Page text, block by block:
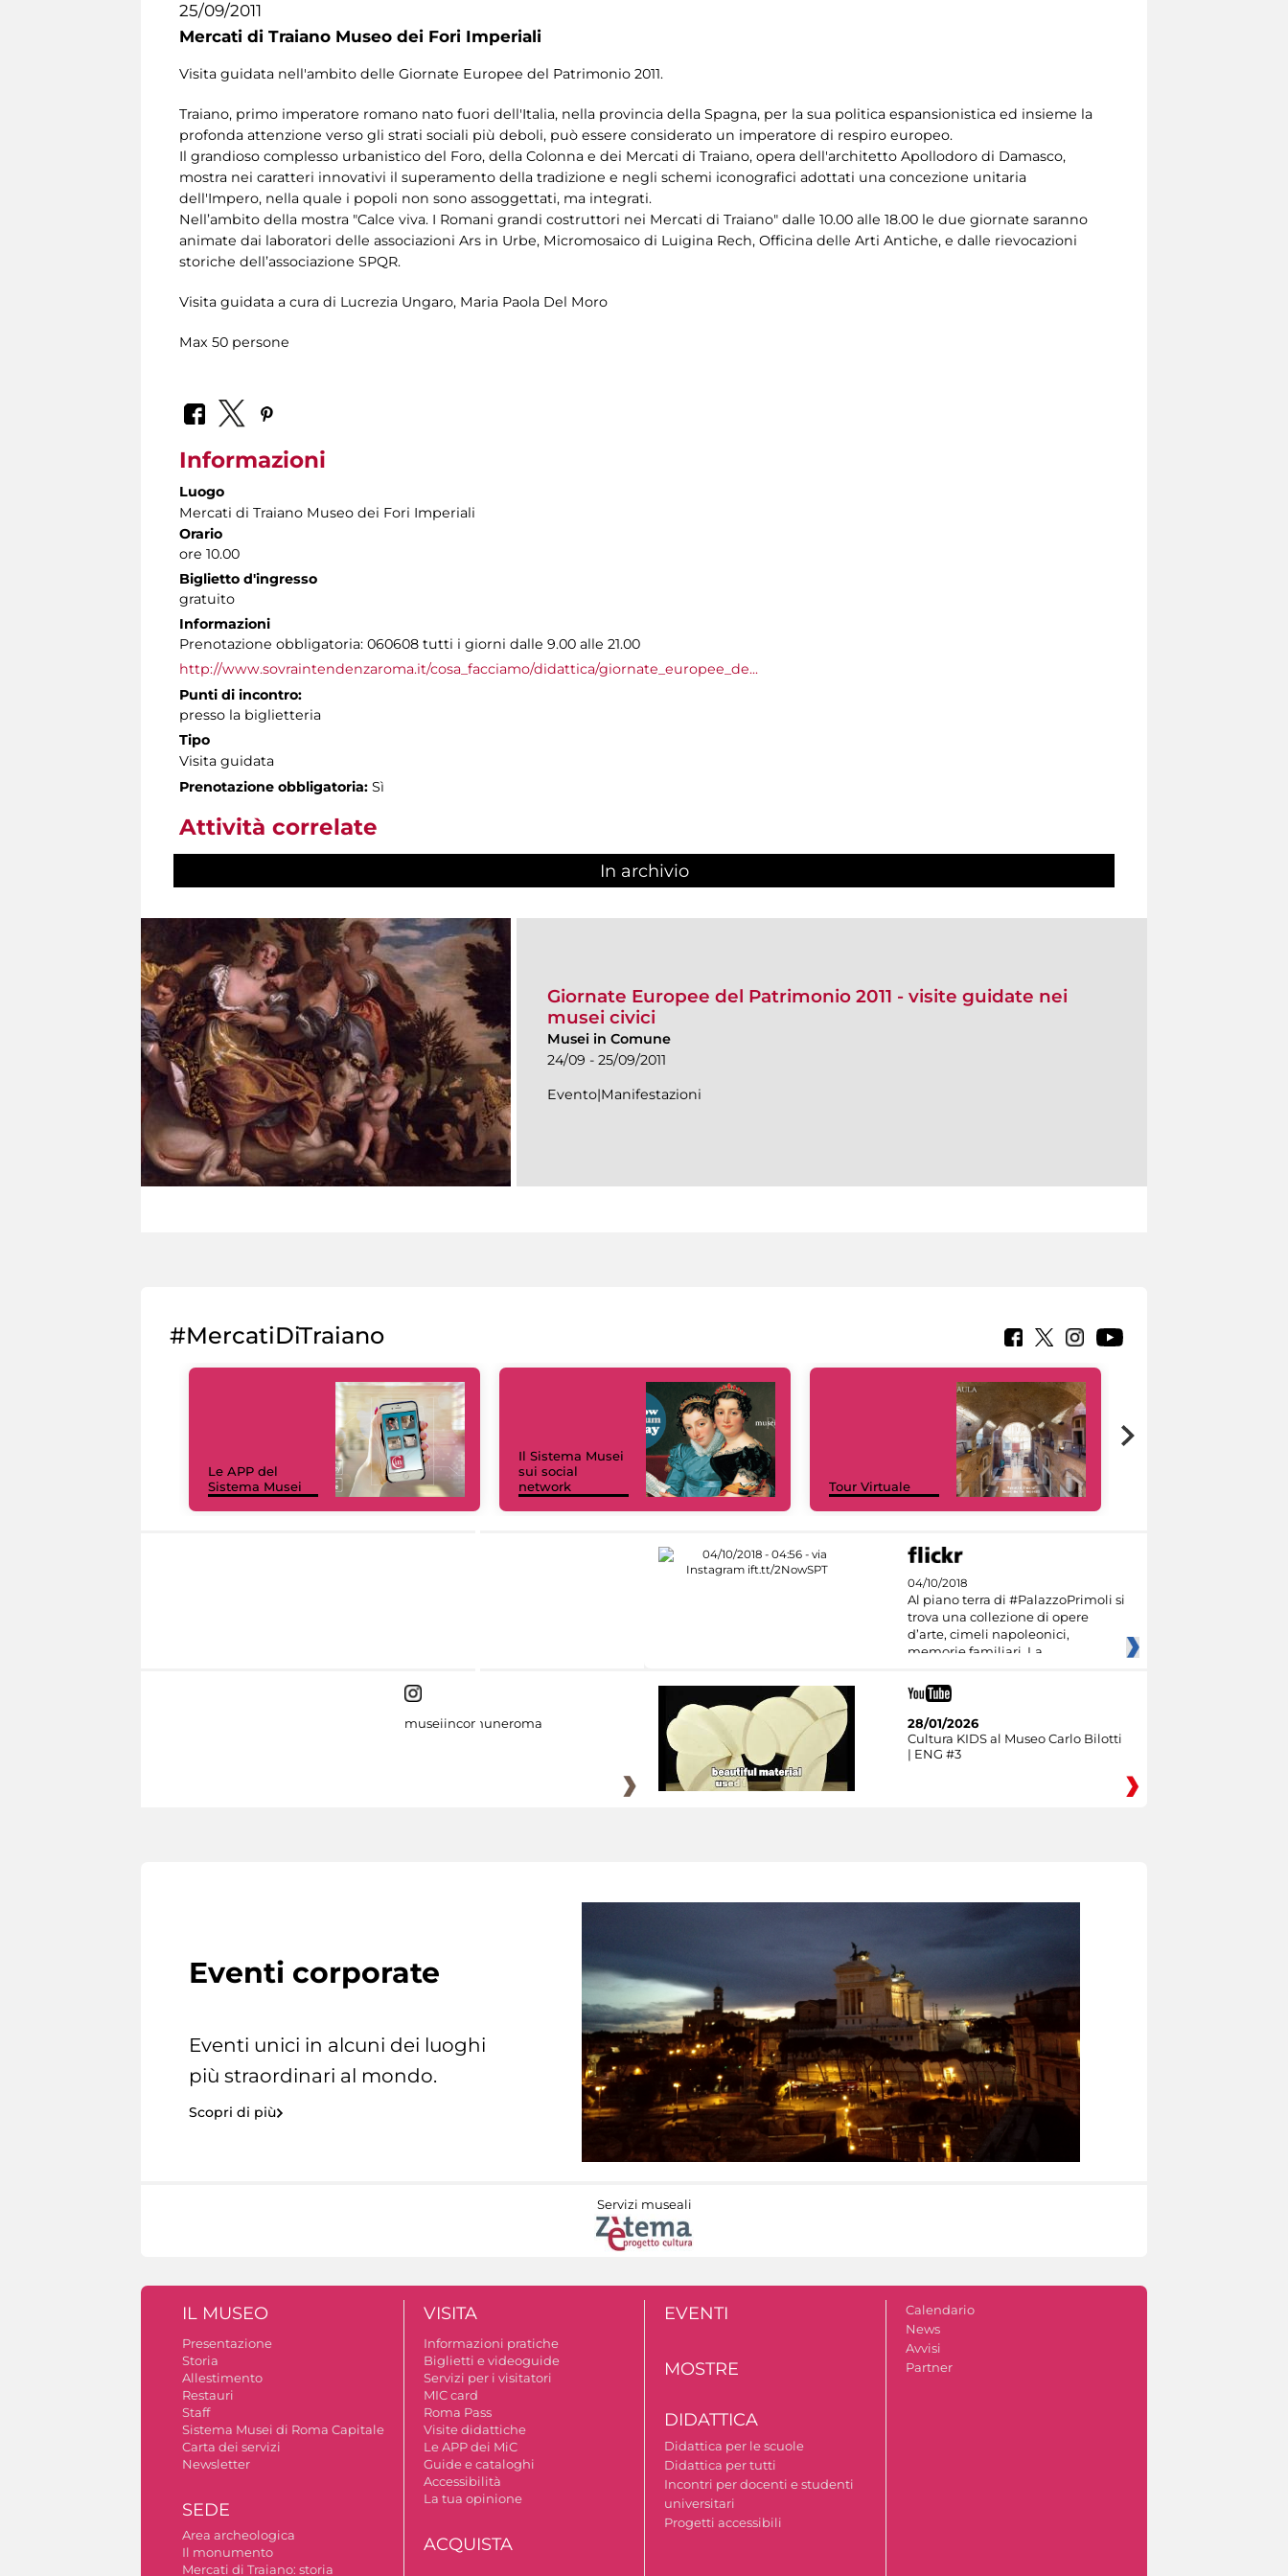
25/09/2011
Mercati di Traiano Museo dei Fori Imperiali
Visita guidata nell'ambito delle Giornate Europee del Patrimonio 2011.
Traiano, primo imperatore romano nato fuori dell'Italia, nella provincia della Spagna, per la sua politica espansionistica ed insieme la
profonda attenzione verso gli strati sociali più deboli, può essere considerato un imperatore di respiro europeo.
Il grandioso complesso urbanistico del Foro, della Colonna e dei Mercati di Traiano, opera dell'architetto Apollodoro di Damasco,
mostra nei caratteri innovativi il superamento della tradizione e negli schemi iconografici adottati una concezione unitaria
dell'Impero, nella quale i popoli non sono assoggettati, ma integrati.
Nell’ambito della mostra "Calce viva. I Romani grandi costruttori nei Mercati di Traiano" dalle 10.00 alle 18.00 le due giornate saranno
animate dai laboratori delle associazioni Ars in Urbe, Micromosaico di Luigina Rech, Officina delle Arti Antiche, e dalle rievocazioni
storiche dell’associazione SPQR.
Visita guidata a cura di Lucrezia Ungaro, Maria Paola Del Moro
Max 50 persone
Informazioni
Luogo
Mercati di Traiano Museo dei Fori Imperiali
Orario
ore 10.00
Biglietto d'ingresso
gratuito
Informazioni
Prenotazione obbligatoria: 060608 tutti i giorni dalle 9.00 alle 21.00
http://www.sovraintendenzaroma.it/cosa_facciamo/didattica/giornate_europee_de...
Punti di incontro:
presso la biglietteria
Tipo
Visita guidata
Prenotazione obbligatoria: Sì
Attività correlate
In archivio
Giornate Europee del Patrimonio 2011 - visite guidate nei
musei civici
Musei in Comune
24/09 - 25/09/2011
Evento|Manifestazioni
#MercatiDiTraiano
Le APP del
Sistema Musei
Il Sistema Musei
sui social
network
Tour Virtuale
04/10/2018
Al piano terra di #PalazzoPrimoli si
trova una collezione di opere
d’arte, cimeli napoleonici,
memorie familiari. La
museiincomuneroma
28/01/2026
Cultura KIDS al Museo Carlo Bilotti
| ENG #3
Eventi corporate
Eventi unici in alcuni dei luoghi
più straordinari al mondo.
Scopri di più
Servizi museali
IL MUSEO
Presentazione
Storia
Allestimento
Restauri
Staff
Sistema Musei di Roma Capitale
Carta dei servizi
Newsletter
SEDE
Area archeologica
Il monumento
Mercati di Traiano: storia
VISITA
Informazioni pratiche
Biglietti e videoguide
Servizi per i visitatori
MIC card
Roma Pass
Visite didattiche
Le APP dei MiC
Guide e cataloghi
Accessibilità
La tua opinione
ACQUISTA
EVENTI
MOSTRE
DIDATTICA
Didattica per le scuole
Didattica per tutti
Incontri per docenti e studenti
universitari
Progetti accessibili
Calendario
News
Avvisi
Partner